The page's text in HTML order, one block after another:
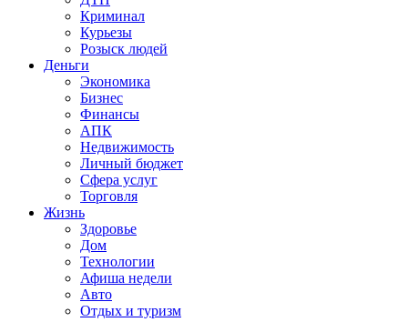
Криминал
Курьезы
Розыск людей
Деньги
Экономика
Бизнес
Финансы
АПК
Недвижимость
Личный бюджет
Сфера услуг
Торговля
Жизнь
Здоровье
Дом
Технологии
Афиша недели
Авто
Отдых и туризм